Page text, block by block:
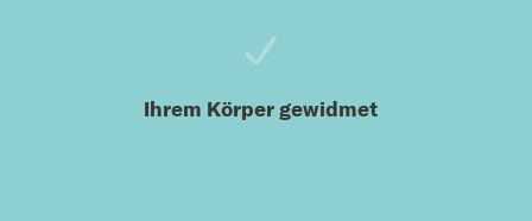
Ihrem Körper gewidmet